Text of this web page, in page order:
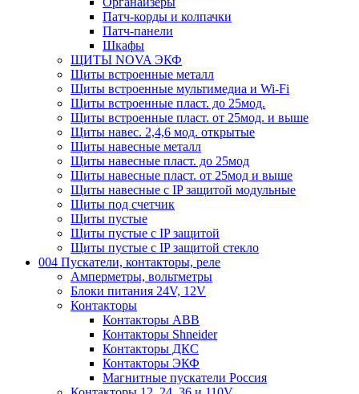
Патч-корды и колпачки
Патч-панели
Шкафы
ЩИТЫ NOVA ЭКФ
Щиты встроенные металл
Щиты встроенные мультимедиа и Wi-Fi
Щиты встроенные пласт. до 25мод.
Щиты встроенные пласт. от 25мод. и выше
Щиты навес. 2,4,6 мод. открытые
Щиты навесные металл
Щиты навесные пласт. до 25мод
Щиты навесные пласт. от 25мод и выше
Щиты навесные с IP защитой модульные
Щиты под счетчик
Щиты пустые
Щиты пустые с IP защитой
Щиты пустые с IP защитой стекло
004 Пускатели, контакторы, реле
Амперметры, вольтметры
Блоки питания 24V, 12V
Контакторы
Контакторы ABB
Контакторы Shneider
Контакторы ДКС
Контакторы ЭКФ
Магнитные пускатели Россия